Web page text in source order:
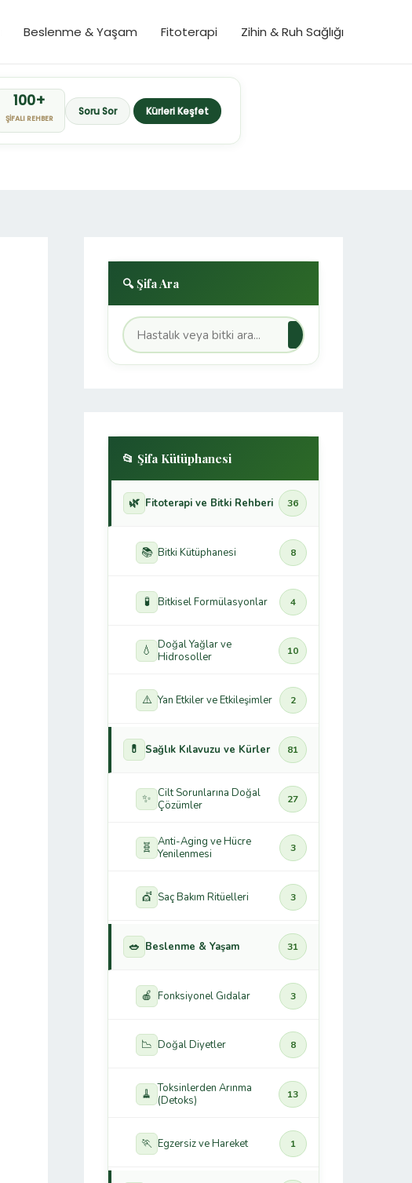
Beslenme & Yaşam Fitoterapi Zihin & Ruh Sağlığı
100+
ŞİFALI REHBER
Soru Sor Kürleri Keşfet
🔍 Şifa Ara
→
📂 Şifa Kütüphanesi
🌿 Fitoterapi ve Bitki Rehberi 36
📚 Bitki Kütüphanesi 8
🧪 Bitkisel Formülasyonlar 4
💧
Doğal Yağlar ve
Hidrosoller
10
⚠️ Yan Etkiler ve Etkileşimler 2
💊 Sağlık Kılavuzu ve Kürler 81
✨ Cilt Sorunlarına Doğal
Çözümler
27
🧬 Anti-Aging ve Hücre
Yenilenmesi
3
💇 Saç Bakım Ritüelleri 3
🥗 Beslenme & Yaşam 31
🍎 Fonksiyonel Gıdalar 3
📉 Doğal Diyetler 8
🧹 Toksinlerden Arınma
(Detoks)
13
🏃 Egzersiz ve Hareket 1